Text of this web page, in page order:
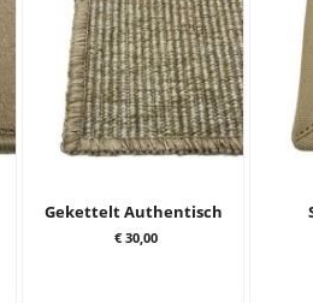
Gekettelt Authentisch
€ 30,00